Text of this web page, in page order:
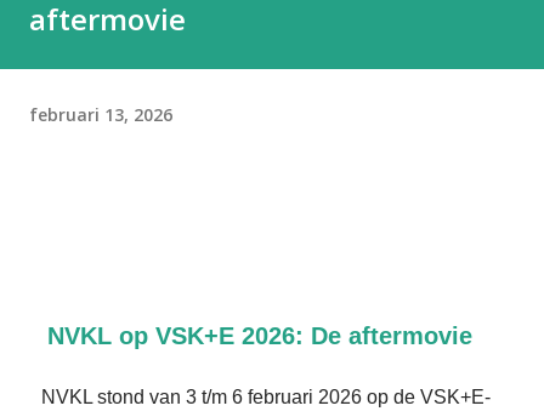
aftermovie
februari 13, 2026
NVKL op VSK+E 2026: De aftermovie
NVKL stond van 3 t/m 6 februari 2026 op de VSK+E-